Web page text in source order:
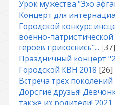
Урок мужества "Эхо
Концерт для
Городской конкурс
военно-
героев прикоснись"... [37]
Праздничный концерт
Городской КВН 2018 [26]
Встреча трех поколений
Дорогие друзья!
также их родители! 2021